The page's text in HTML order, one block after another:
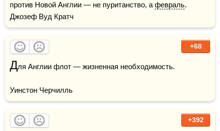
против Новой Англии — не пуританство, а февраль.
Джозеф Вуд Кратч
+68
Для Англии флот — жизненная необходимость.
Уинстон Черчилль
+392